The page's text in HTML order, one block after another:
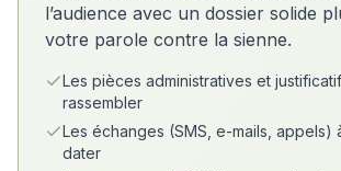
l’audience avec un dossier solide
votre parole contre la sienne.
Les pièces administratives et
rassembler
Les échanges (SMS, e-mails, appels)
dater